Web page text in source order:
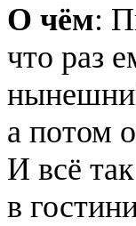
О чём:
что раз
а потом
И всё
в